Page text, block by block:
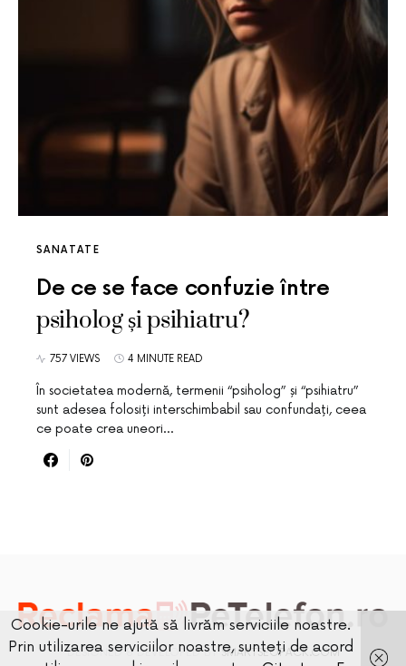
SANATATE
De ce se face confuzie între
psiholog și psihiatru?
757 VIEWS 4 MINUTE READ
În societatea modernă, termenii “psiholog” și “psihiatru”
sunt adesea folosiți interschimbabil sau confundați, ceea
ce poate crea uneori…
DESIGNED & DEVELOPED BY SMARTSEOPACK.COM
Cookie-urile ne ajută să livrăm serviciile noastre.
Prin utilizarea serviciilor noastre, sunteți de acord